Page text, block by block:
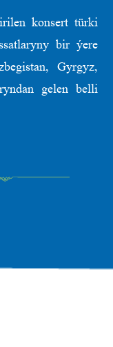
konsert türki
bir ýere
Gyrgyz,
gelen belli